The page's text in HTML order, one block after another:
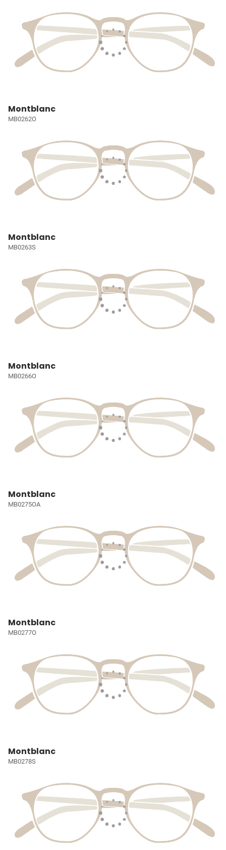
Montblanc
MB0262O
Montblanc
MB0263S
Montblanc
MB0266O
Montblanc
MB0275OA
Montblanc
MB0277O
Montblanc
MB0278S